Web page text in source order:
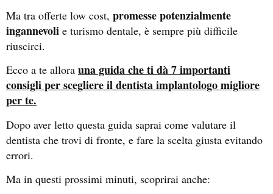
Ma tra offerte low cost, promesse potenzialmente
ingannevoli e turismo dentale, è sempre più difficile
riuscirci.
Ecco a te allora una guida che ti dà 7 importanti
consigli per scegliere il dentista implantologo migliore
per te.
Dopo aver letto questa guida saprai come valutare il
dentista che trovi di fronte, e fare la scelta giusta evitando
errori.
Ma in questi prossimi minuti, scoprirai anche: